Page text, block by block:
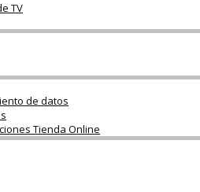
TV
de datos
Tienda Online